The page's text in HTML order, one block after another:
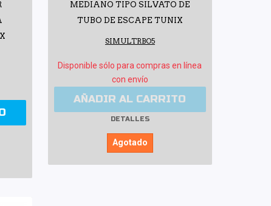
MEDIANO TIPO SILVATO DE
TUBO DE ESCAPE TUNIX
SIMULTRBO5
Disponible sólo para compras en línea
con envío
AÑADIR AL CARRITO
DETALLES
Agotado